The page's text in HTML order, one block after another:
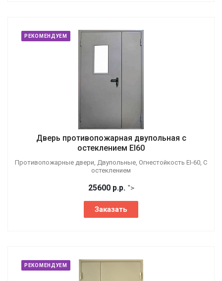
РЕКОМЕНДУЕМ
Дверь противопожарная двупольная с
остеклением EI60
Противопожарные двери, Двупольные, Огнестойкость EI-60, С
остеклением
25600 р.р. ">
Заказать
РЕКОМЕНДУЕМ